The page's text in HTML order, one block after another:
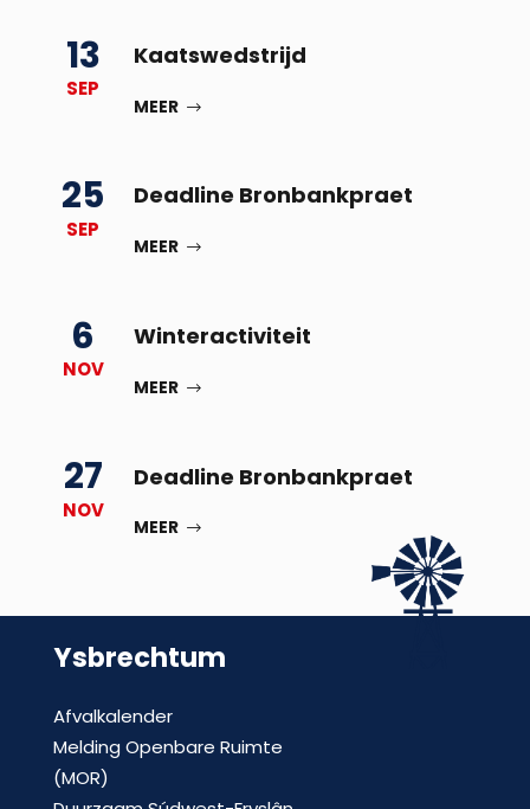
13
SEP
Kaatswedstrijd
MEER
25
SEP
Deadline Bronbankpraet
MEER
6
NOV
Winteractiviteit
MEER
27
NOV
Deadline Bronbankpraet
MEER
Ysbrechtum
Afvalkalender
Melding Openbare Ruimte
(MOR)